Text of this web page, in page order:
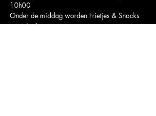
10h00
Onder de middag worden Frietjes & Snacks
voorzien!